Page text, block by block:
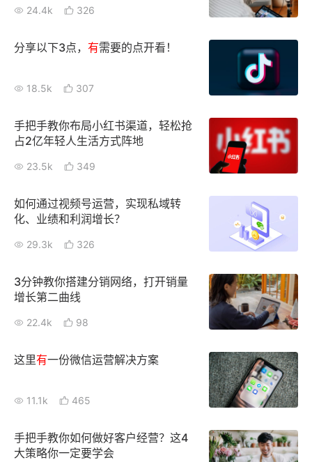
入驻有赞
认证服务商 设计服务商
24.4k 326
分享以下3点， 有需要的点开看！
18.5k 307
手把手教你布局小红书渠道，轻松抢
占2亿年轻人生活方式阵地
23.5k 349
如何通过视频号运营，实现私域转
化、业绩和利润增长？
29.3k 326
3分钟教你搭建分销网络，打开销量
增长第二曲线
22.4k 98
这里有一份微信运营解决方案
11.1k 465
手把手教你如何做好客户经营？这4
大策略你一定要学会